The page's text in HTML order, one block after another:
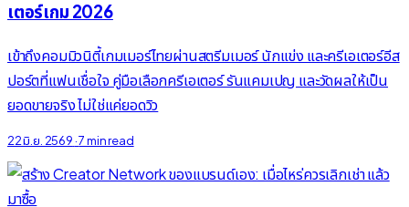
เตอร์เกม 2026
เข้าถึงคอมมิวนิตี้เกมเมอร์ไทยผ่านสตรีมเมอร์ นักแข่ง และครีเอเตอร์อีส
ปอร์ตที่แฟนเชื่อใจ คู่มือเลือกครีเอเตอร์ รันแคมเปญ และวัดผลให้เป็น
ยอดขายจริง ไม่ใช่แค่ยอดวิว
22 มิ.ย. 2569·7 min read